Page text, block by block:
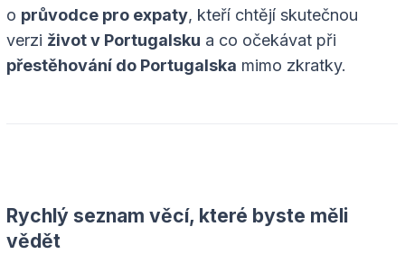
o průvodce pro expaty, kteří chtějí skutečnou
verzi život v Portugalsku a co očekávat při
přestěhování do Portugalska mimo zkratky.
Rychlý seznam věcí, které byste měli
vědět